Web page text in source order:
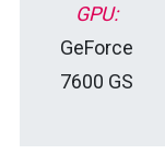
GPU:
GeForce
7600 GS